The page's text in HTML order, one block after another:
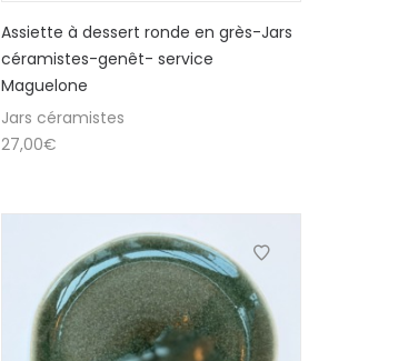
Assiette à dessert ronde en grès-Jars
céramistes-genêt- service
Maguelone
Jars céramistes
27,00€